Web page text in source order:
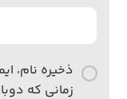
ذخیره نام،
زمانی که